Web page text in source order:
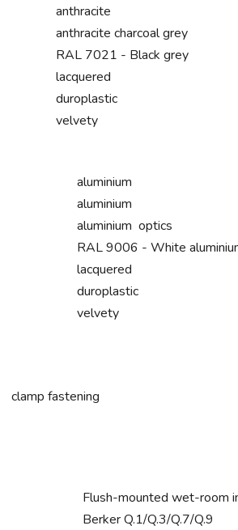
anthracite
anthracite charcoal grey
RAL 7021 - Black grey
lacquered
duroplastic
velvety
aluminium
aluminium
aluminium optics
RAL 9006 - White
lacquered
duroplastic
velvety
clamp fastening
Flush-mounted wet-room
Berker Q.1/Q.3/Q.7/Q.9